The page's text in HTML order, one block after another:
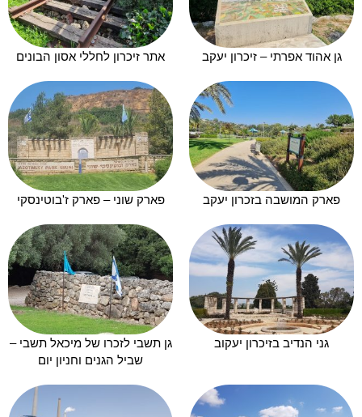
גן אהוד אפרתי – זיכרון יעקב אתר זיכרון לחללי אסון הבונים
פארק המושבה בזכרון יעקב פארק שוני – פארק ז'בוטינסקי
גני הנדיב בזיכרון יעקוב
גן תשבי לזכרו של מיכאל תשבי –
שביל הגנים וחניון יום